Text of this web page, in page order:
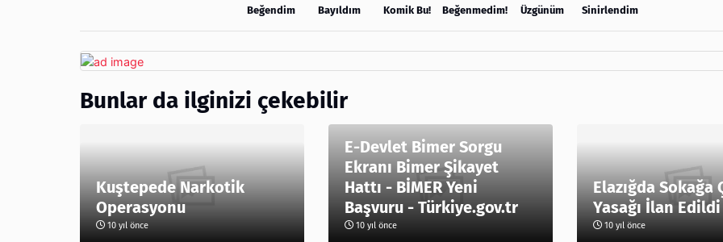
Beğendim Bayıldım Komik Bu! Beğenmedim! Üzgünüm Sinirlendim
Bunlar da ilginizi çekebilir
Kuştepede Narkotik
Operasyonu
10 yıl önce
E-Devlet Bimer Sorgu
Ekranı Bimer Şikayet
Hattı - BİMER Yeni
Başvuru - Türkiye.gov.tr
10 yıl önce
Elazığda Sokağa
Yasağı İlan Edildi
10 yıl önce